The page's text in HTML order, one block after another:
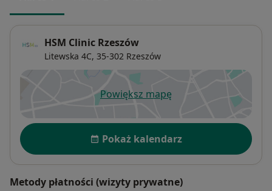
HSM Clinic Rzeszów
Litewska 4C, 35-302 Rzeszów
Powiększ mapęotwiera się w nowej karcie
Dostępność
Pokaż kalendarz
Metody płatności (wizyty prywatne)